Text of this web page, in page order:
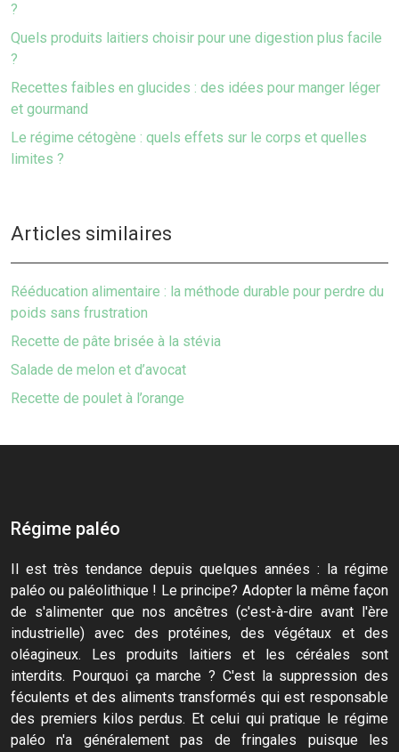
?
Quels produits laitiers choisir pour une digestion plus facile
?
Recettes faibles en glucides : des idées pour manger léger
et gourmand
Le régime cétogène : quels effets sur le corps et quelles
limites ?
Articles similaires
Rééducation alimentaire : la méthode durable pour perdre du
poids sans frustration
Recette de pâte brisée à la stévia
Salade de melon et d’avocat
Recette de poulet à l’orange
Régime paléo
Il est très tendance depuis quelques années : la régime
paléo ou paléolithique ! Le principe? Adopter la même façon
de s'alimenter que nos ancêtres (c'est-à-dire avant l'ère
industrielle) avec des protéines, des végétaux et des
oléagineux. Les produits laitiers et les céréales sont
interdits. Pourquoi ça marche ? C'est la suppression des
féculents et des aliments transformés qui est responsable
des premiers kilos perdus. Et celui qui pratique le régime
paléo n'a généralement pas de fringales puisque les